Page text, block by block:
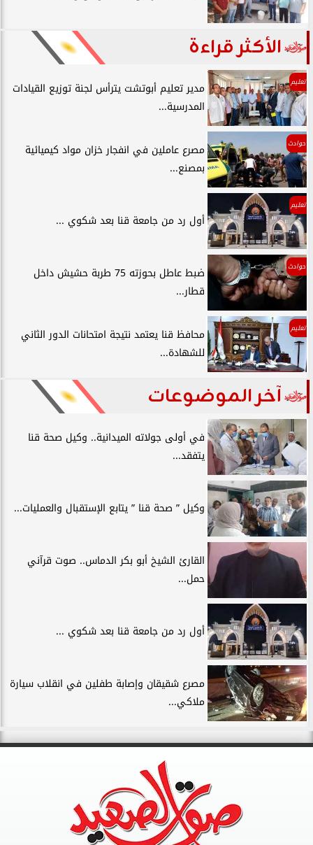
الأكثر قراءة
تعليم
مدير تعليم أبوتشت يترأس لجنة توزيع القيادات
المدرسية...
حوادث
مصرع عاملين في انفجار خزان مواد كيميائية
بمصنع...
تعليم
أول رد من جامعة قنا بعد شكوي ...
حوادث
ضبط عاطل بحوزته 75 طربة حشيش داخل
قطار...
تعليم
محافظ قنا يعتمد نتيجة امتحانات الدور الثاني
للشهادة...
آخر الموضوعات
في أولى جولاته الميدانية.. وكيل صحة قنا
يتفقد...
وكيل ” صحة قنا ” يتابع الإستقبال والعمليات...
القارئ الشيخ أبو بكر الدماس.. صوت قرآني
حمل...
أول رد من جامعة قنا بعد شكوي ...
مصرع شقيقان وإصابة طفلين في انقلاب سيارة
ملاكي...